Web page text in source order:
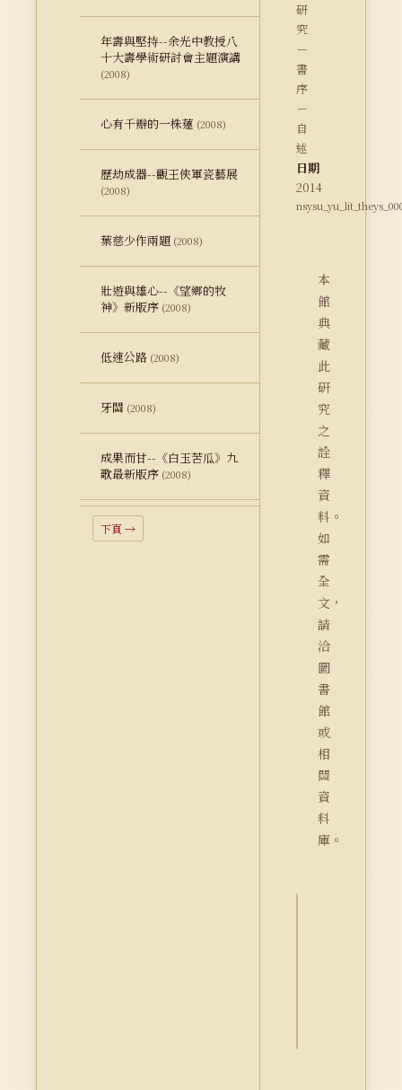
年壽與堅持--余光中教授八
十大壽學術研討會主題演講
(2008)
心有千瓣的一株蓮 (2008)
歷劫成器--觀王俠軍瓷藝展
(2008)
葉慈少作兩題 (2008)
壯遊與雄心--《望鄉的牧
神》新版序 (2008)
低速公路 (2008)
牙關 (2008)
成果而甘--《白玉苦瓜》九
歌最新版序 (2008)
下頁 →
研
究
－
書
序
－
自
述
日期
2014
本
館
典
藏
此
研
究
之
詮
釋
資
料。
如
需
全
文，
請
洽
圖
書
館
或
相
關
資
料
庫。